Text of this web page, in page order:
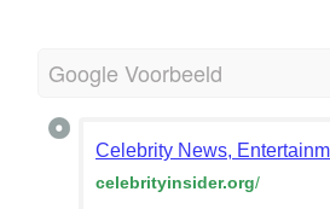
Google Voorbeeld
Celebrity News,
celebrityinsider.org/